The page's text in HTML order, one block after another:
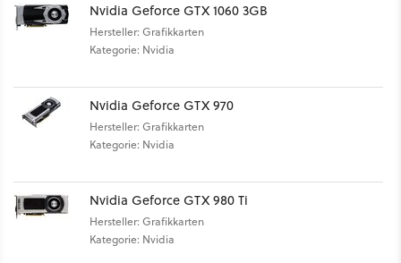
Nvidia Geforce GTX 1060 3GB
Hersteller: Grafikkarten
Kategorie: Nvidia
Nvidia Geforce GTX 970
Hersteller: Grafikkarten
Kategorie: Nvidia
Nvidia Geforce GTX 980 Ti
Hersteller: Grafikkarten
Kategorie: Nvidia